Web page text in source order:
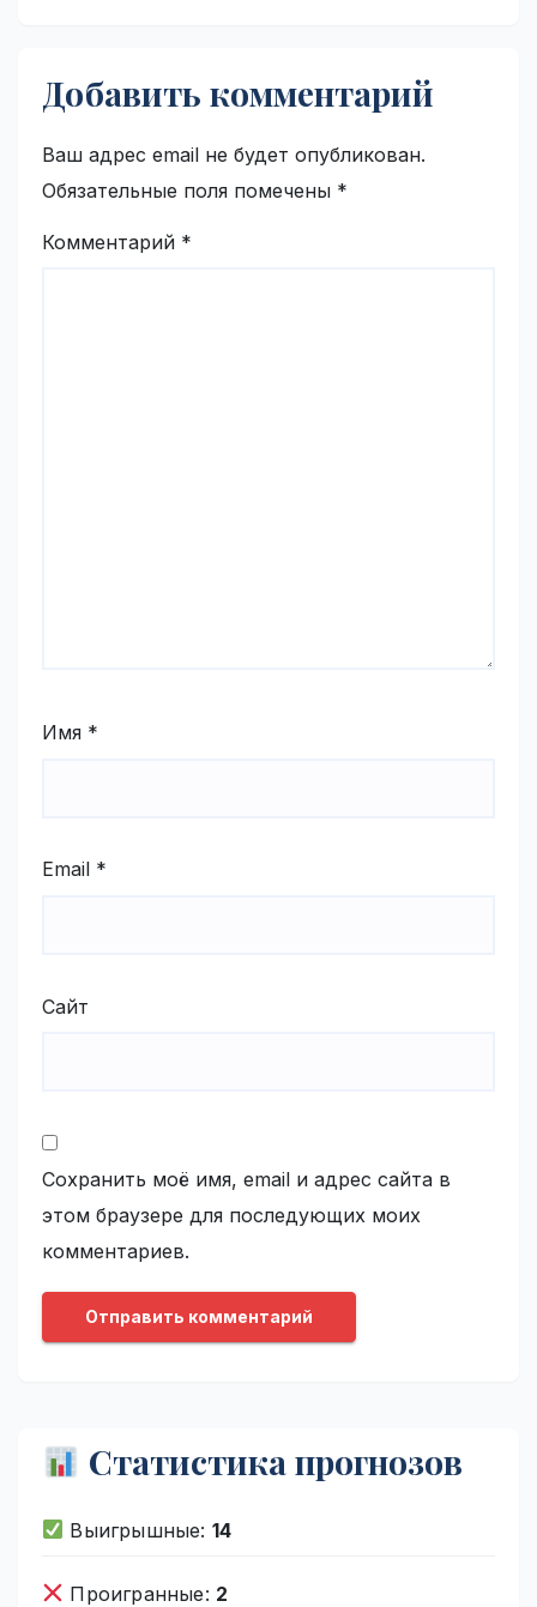
Добавить комментарий
Ваш адрес email не будет опубликован.
Обязательные поля помечены *
Комментарий *
Имя *
Email *
Сайт
Сохранить моё имя, email и адрес сайта в
этом браузере для последующих моих
комментариев.
Статистика прогнозов
Выигрышные: 14
Проигранные: 2